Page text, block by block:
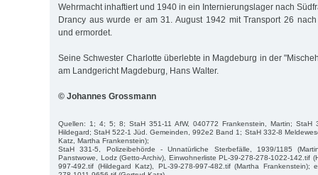
Wehrmacht inhaftiert und 1940 in ein Internierungslager nach
Drancy aus wurde er am 31. August 1942 mit Transport 26
und ermordet.
Seine Schwester Charlotte überlebte in Magdeburg in der
am Landgericht Magdeburg, Hans Walter.
© Johannes Grossmann
Quellen: 1; 4; 5; 8; StaH 351-11 AfW, 040772 Frankenstein, Martin; StaH
Hildegard; StaH 522-1 Jüd. Gemeinden, 992e2 Band 1; StaH 332-8
Katz, Martha Frankenstein);
StaH 331-5, Polizeibehörde - Unnatürliche Sterbefälle, 1939/1185
Panstwowe, Lodz (Getto-Archiv), Einwohnerliste PL-39-278-278-1022-142.tif
997-492.tif (Hildegard Katz), PL-39-278-997-482.tif (Martha Frankenstein);